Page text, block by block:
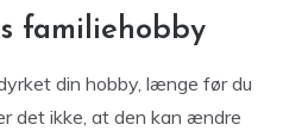
familiehobby
din hobby, længe før du
det ikke, at den kan ændre